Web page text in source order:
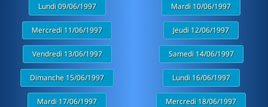
Lundi 09/06/1997 Mardi 10/06/1997
Mercredi 11/06/1997 Jeudi 12/06/1997
Vendredi 13/06/1997 Samedi 14/06/1997
Dimanche 15/06/1997 Lundi 16/06/1997
Mardi 17/06/1997 Mercredi 18/06/1997